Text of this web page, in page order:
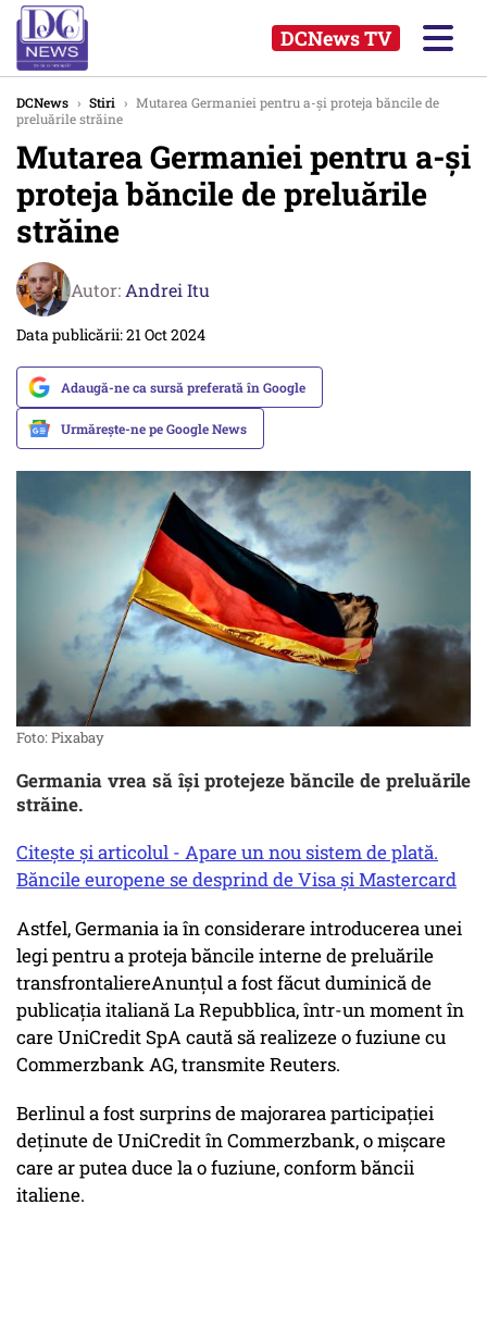
DCNews TV
DCNews › Stiri › Mutarea Germaniei pentru a-și proteja băncile de
preluările străine
Mutarea Germaniei pentru a-și
proteja băncile de preluările
străine
Autor: Andrei Itu
Data publicării: 21 Oct 2024
Adaugă-ne ca sursă preferată în Google
Urmărește-ne pe Google News
Foto: Pixabay
Germania vrea să își protejeze băncile de preluările
străine.
Citește și articolul - Apare un nou sistem de plată.
Băncile europene se desprind de Visa și Mastercard
Astfel, Germania ia în considerare introducerea unei
legi pentru a proteja băncile interne de preluările
transfrontaliereAnunțul a fost făcut duminică de
publicaţia italiană La Repubblica, într-un moment în
care UniCredit SpA caută să realizeze o fuziune cu
Commerzbank AG, transmite Reuters.
Berlinul a fost surprins de majorarea participaţiei
deţinute de UniCredit în Commerzbank, o mişcare
care ar putea duce la o fuziune, conform băncii
italiene.